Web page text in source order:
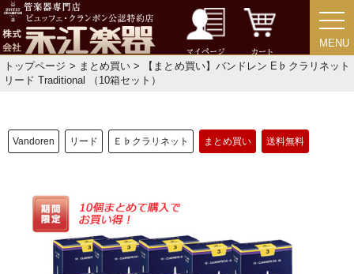
マイページ カート
MENU
MENU
トップページ > まとめ買い > 【まとめ買い】バンドレン E♭クラリネット
リード Traditional （10箱セット）
Vandoren リード Ｅ♭クラリネット まとめ買い 送料無料
演奏会のお知らせ
新規会員登録 ログイン・マイページ